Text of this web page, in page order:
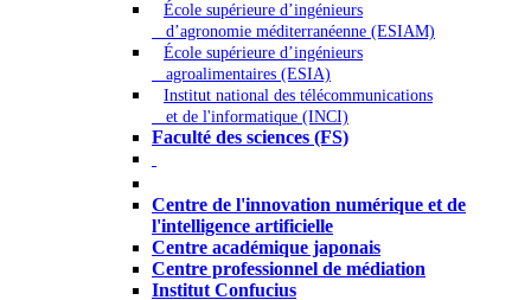
École supérieure d’ingénieurs
d’agronomie méditerranéenne (ESIAM)
École supérieure d’ingénieurs
agroalimentaires (ESIA)
Institut national des télécommunications
et de l'informatique (INCI)
Faculté des sciences (FS)
Centre de l'innovation numérique et de
l'intelligence artificielle
Centre académique japonais
Centre professionnel de médiation
Institut Confucius